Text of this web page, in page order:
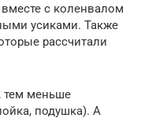
с коленвалом
усиками. Также
рассчитали
тем меньше
подушка). А